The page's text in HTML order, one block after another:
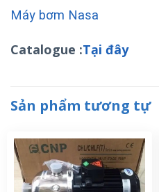
Máy bơm Nasa
Catalogue :Tại đây
Sản phẩm tương tự